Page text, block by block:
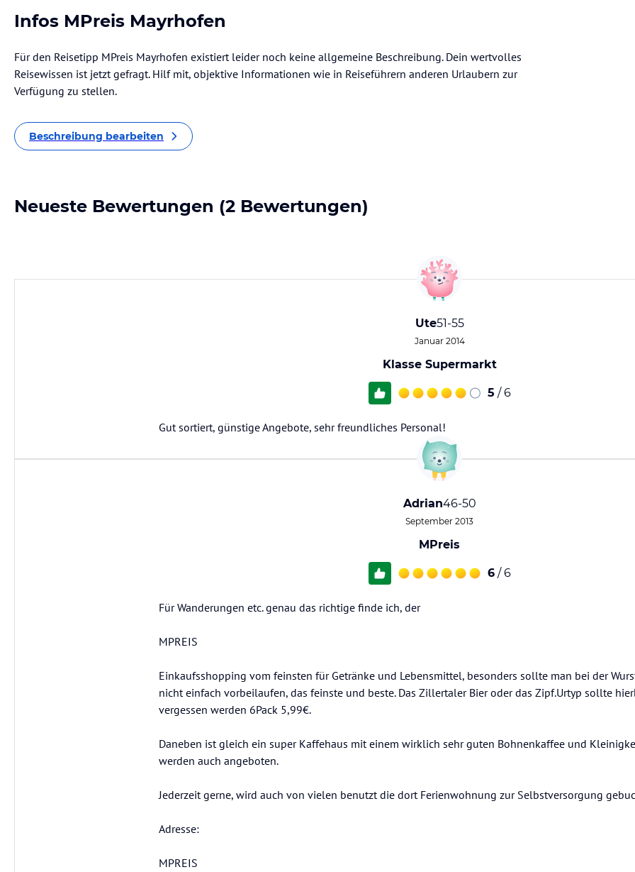
Infos MPreis Mayrhofen
Für den Reisetipp MPreis Mayrhofen existiert leider noch keine allgemeine Beschreibung. Dein wertvolles
Reisewissen ist jetzt gefragt. Hilf mit, objektive Informationen wie in Reiseführern anderen Urlaubern zur
Verfügung zu stellen.
Beschreibung bearbeiten
Neueste Bewertungen (2 Bewertungen)
Ute51-55
Januar 2014
Klasse Supermarkt
5 / 6
Gut sortiert, günstige Angebote, sehr freundliches Personal!
Adrian46-50
September 2013
MPreis
6 / 6
Für Wanderungen etc. genau das richtige finde ich, der
MPREIS
Einkaufsshopping vom feinsten für Getränke und Lebensmittel, besonders sollte man bei der
nicht einfach vorbeilaufen, das feinste und beste. Das Zillertaler Bier oder das Zipf.Urtyp sollte
vergessen werden 6Pack 5,99€.
Daneben ist gleich ein super Kaffehaus mit einem wirklich sehr guten Bohnenkaffee und
werden auch angeboten.
Jederzeit gerne, wird auch von vielen benutzt die dort Ferienwohnung zur Selbstversorgung
Adresse:
MPREIS